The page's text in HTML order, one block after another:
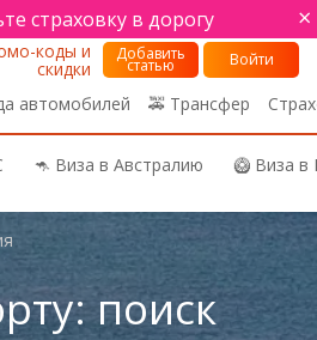
страховку в дорогу ×
автомобилей 🚕 Трансфер
коды и
скидки
Добавить
статью Войти
🦘 Виза в Австралию 🥝 Виза
поиск